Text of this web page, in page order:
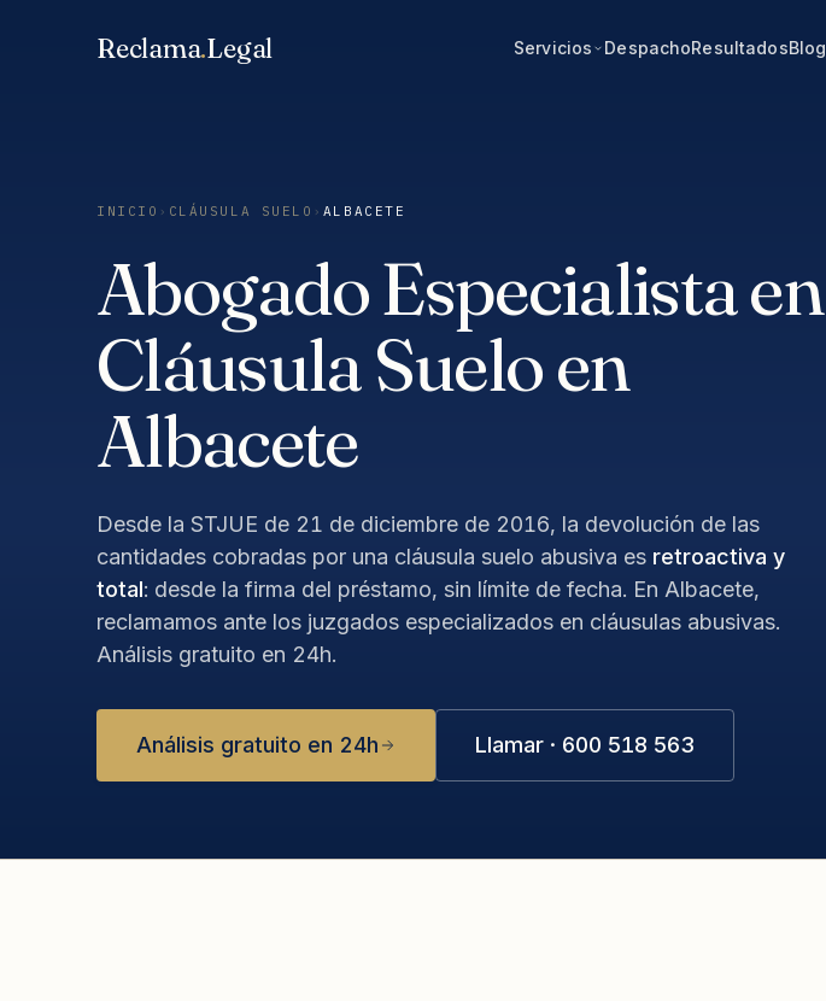
Reclama.Legal Servicios DespachoResultadosBlog
INICIO › CLÁUSULA SUELO › ALBACETE
Abogado Especialista en
Cláusula Suelo en
Albacete
Desde la STJUE de 21 de diciembre de 2016, la devolución de las
cantidades cobradas por una cláusula suelo abusiva es retroactiva y
total: desde la firma del préstamo, sin límite de fecha. En Albacete,
reclamamos ante los juzgados especializados en cláusulas abusivas.
Análisis gratuito en 24h.
Análisis gratuito en 24h Llamar · 600 518 563